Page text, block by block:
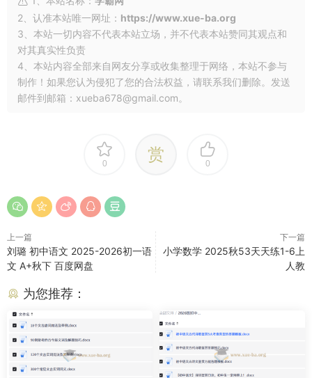
2、认准本站唯一网址： https://www.xue-ba.org
3、本站一切内容不代表本站立场，并不代表本站赞同其观点和
对其真实性负责
4、本站内容全部来自网友分享或收集整理于网络，本站不参与
制作！如果您认为侵犯了您的合法权益，请联系我们删除。发送
邮件到邮箱：xueba678@gmail.com。
0 赏 0
上一篇
刘璐 初中语文 2025-2026初一语
文 A+秋下 百度网盘
下一篇
小学数学 2025秋53天天练1-6上
人教
为您推荐：